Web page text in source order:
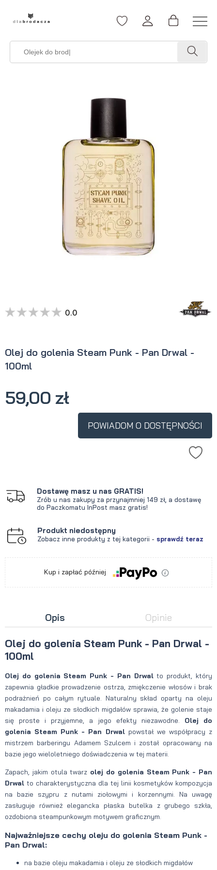
Olej do golenia Steam Punk - Pan Drwal -
100ml
0.0
59,00 zł
POWIADOM O DOSTĘPNOŚCI
Dostawę masz u nas GRATIS!
Zrób u nas zakupy za przynajmniej 149 zł, a dostawę
do Paczkomatu InPost masz gratis!
Produkt niedostępny
Zobacz inne produkty z tej kategorii - sprawdź teraz
Kup i zapłać później
Opis Opinie
Olej do golenia Steam Punk - Pan Drwal -
100ml
Olej do golenia Steam Punk - Pan Drwalto produkt, który
zapewnia gładkie prowadzenie ostrza, zmiękczenie włosów i brak
podrażnień po całym rytuale. Naturalny skład oparty na oleju
makadamia i oleju ze słodkich migdałów sprawia, że golenie staje
się proste i przyjemne, a jego efekty niezawodne. Olej do
golenia Steam Punk - Pan Drwal powstał we współpracy z
mistrzem barberingu Adamem Szulcem i został opracowany na
bazie jego wieloletniego doświadczenia w tej materii.
Zapach, jakim otula twarz olej do golenia Steam Punk - Pan
Drwal to charakterystyczna dla tej linii kosmetyków kompozycja
na bazie szypru z nutami ziołowymi i korzennymi. Na uwagę
zasługuje również elegancka płaska butelka z grubego szkła,
ozdobiona steampunkowym motywem graficznym.
Najważniejsze cechy oleju do golenia Steam Punk -
Pan Drwal:
na bazie oleju makadamia i oleju ze słodkich migdałów